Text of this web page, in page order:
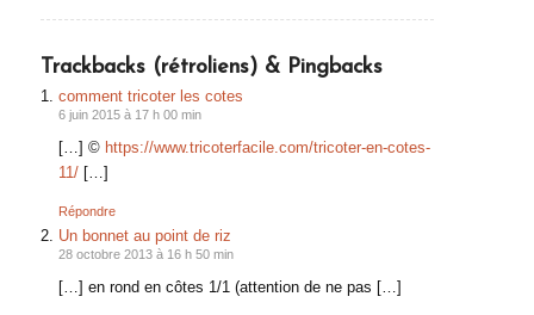
Trackbacks (rétroliens) & Pingbacks
comment tricoter les cotes
6 juin 2015 à 17 h 00 min
[…] © https://www.tricoterfacile.com/tricoter-en-cotes-
11/[…]
Répondre
Un bonnet au point de riz
28 octobre 2013 à 16 h 50 min
[…] en rond en côtes 1/1 (attention de ne pas […]